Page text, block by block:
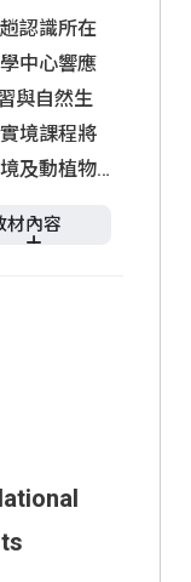
認識所在
中心響應
與自然生
境課程將
及動植物
力的同
僅是語言
多元探索
材內容